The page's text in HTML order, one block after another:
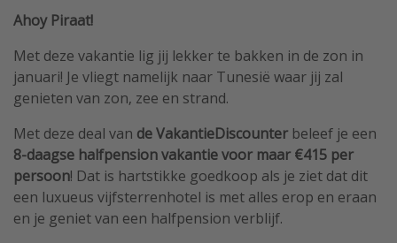
Ahoy Piraat!
Met deze vakantie lig jij lekker te bakken in de zon in
januari! Je vliegt namelijk naar Tunesië waar jij zal
genieten van zon, zee en strand.
Met deze deal van de VakantieDiscounter beleef je een
8-daagse halfpension vakantie voor maar €415 per
persoon! Dat is hartstikke goedkoop als je ziet dat dit
een luxueus vijfsterrenhotel is met alles erop en eraan
en je geniet van een halfpension verblijf.